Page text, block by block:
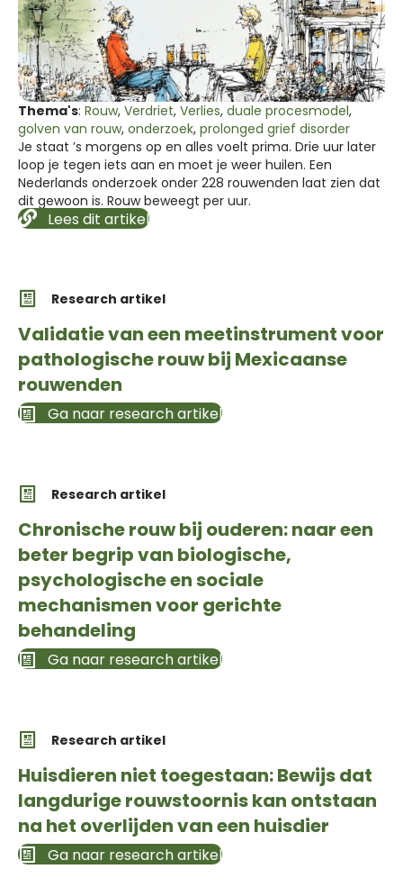
Thema's: Rouw, Verdriet, Verlies, duale procesmodel,
golven van rouw, onderzoek, prolonged grief disorder
Je staat ’s morgens op en alles voelt prima. Drie uur later
loop je tegen iets aan en moet je weer huilen. Een
Nederlands onderzoek onder 228 rouwenden laat zien dat
dit gewoon is. Rouw beweegt per uur.
Lees dit artikel
Research artikel
Validatie van een meetinstrument voor
pathologische rouw bij Mexicaanse
rouwenden
Ga naar research artikel
Research artikel
Chronische rouw bij ouderen: naar een
beter begrip van biologische,
psychologische en sociale
mechanismen voor gerichte
behandeling
Ga naar research artikel
Research artikel
Huisdieren niet toegestaan: Bewijs dat
langdurige rouwstoornis kan ontstaan
na het overlijden van een huisdier
Ga naar research artikel